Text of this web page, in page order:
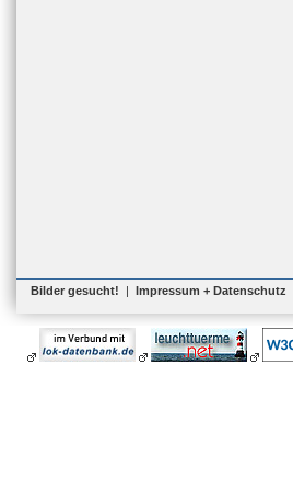
Bilder gesucht! | Impressum + Datenschutz